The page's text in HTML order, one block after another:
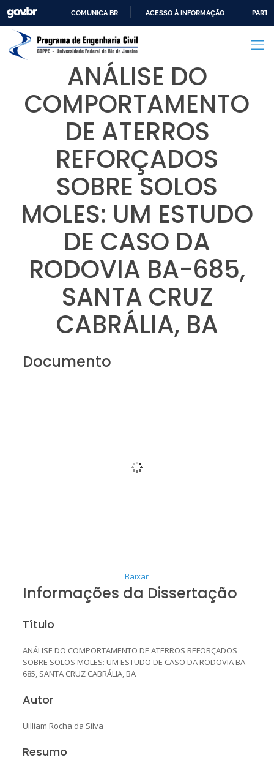
PARA
CONTEÚDO
COMUNICA BR ACESSO À INFORMAÇÃO
ANÁLISE DO
COMPORTAMENTO
DE ATERROS
REFORÇADOS
SOBRE SOLOS
MOLES: UM ESTUDO
DE CASO DA
RODOVIA BA-685,
SANTA CRUZ
CABRÁLIA, BA
Documento
Baixar
Informações da Dissertação
Título
ANÁLISE DO COMPORTAMENTO DE ATERROS REFORÇADOS
SOBRE SOLOS MOLES: UM ESTUDO DE CASO DA RODOVIA BA-
685, SANTA CRUZ CABRÁLIA, BA
Autor
Uilliam Rocha da Silva
Resumo